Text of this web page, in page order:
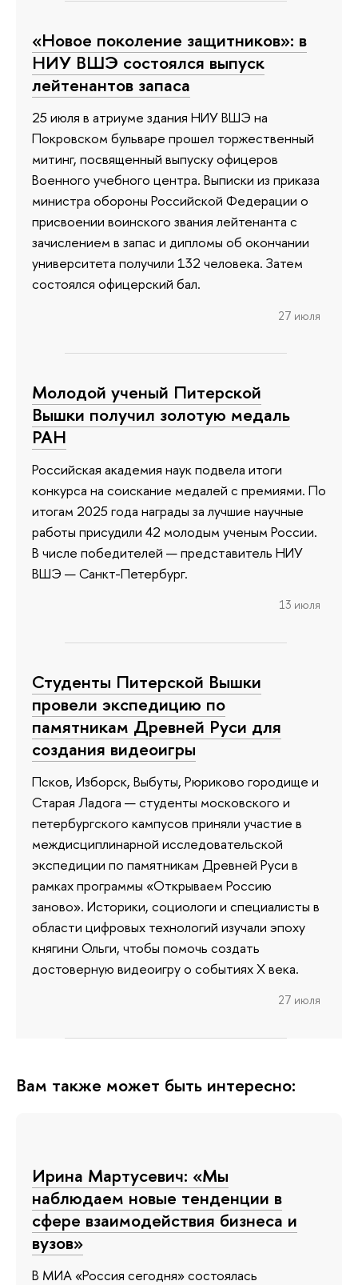
«Новое поколение защитников»: в
НИУ ВШЭ состоялся выпуск
лейтенантов запаса
25 июля в атриуме здания НИУ ВШЭ на
Покровском бульваре прошел торжественный
митинг, посвященный выпуску офицеров
Военного учебного центра. Выписки из приказа
министра обороны Российской Федерации о
присвоении воинского звания лейтенанта с
зачислением в запас и дипломы об окончании
университета получили 132 человека. Затем
состоялся офицерский бал.
27 июля
Молодой ученый Питерской
Вышки получил золотую медаль
РАН
Российская академия наук подвела итоги
конкурса на соискание медалей с премиями. По
итогам 2025 года награды за лучшие научные
работы присудили 42 молодым ученым России.
В числе победителей — представитель НИУ
ВШЭ — Санкт-Петербург.
13 июля
Студенты Питерской Вышки
провели экспедицию по
памятникам Древней Руси для
создания видеоигры
Псков, Изборск, Выбуты, Рюриково городище и
Старая Ладога — студенты московского и
петербургского кампусов приняли участие в
междисциплинарной исследовательской
экспедиции по памятникам Древней Руси в
рамках программы «Открываем Россию
заново». Историки, социологи и специалисты в
области цифровых технологий изучали эпоху
княгини Ольги, чтобы помочь создать
достоверную видеоигру о событиях X века.
27 июля
Вам также может быть интересно:
Ирина Мартусевич: «Мы
наблюдаем новые тенденции в
сфере взаимодействия бизнеса и
вузов»
В МИА «Россия сегодня» состоялась